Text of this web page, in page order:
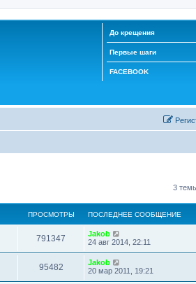
До крещения
Первые шаги
FACEBOOK
3
ПРОСМОТРЫ ПОСЛЕДНЕЕ СООБЩЕНИЕ
791347
Jakob
24 авг 2014, 22:11
95482
Jakob
20 мар 2011, 19:21